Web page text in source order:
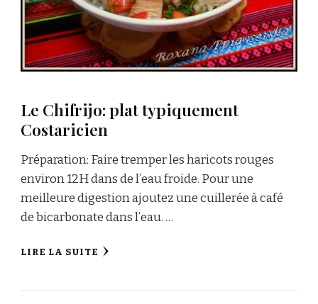
Le Chifrijo: plat typiquement
Costaricien
Préparation: Faire tremper les haricots rouges
environ 12H dans de l’eau froide. Pour une
meilleure digestion ajoutez une cuillerée à café
de bicarbonate dans l’eau. …
LIRE LA SUITE